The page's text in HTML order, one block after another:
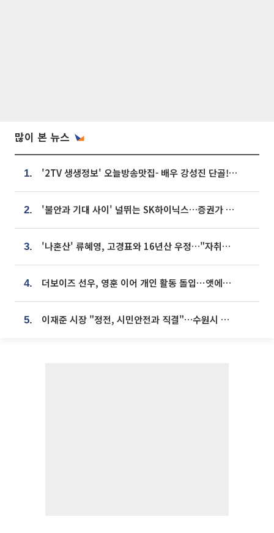
많이 본 뉴스
1. '2TV 생생정보' 오늘방송맛집- 배우 강성진 단골! 쌀국수ㆍ푸팟퐁 커리 맛집 '블○○○'
2. '불안과 기대 사이' 널뛰는 SK하이닉스…증권가 "HBM4·LTA 기반 펀터멘털 견고"
3. '나혼산' 류혜영, 고경표와 16년산 우정…"자취방서 부모님과 마주쳐"
4. 더보이즈 선우, 영훈 이어 개인 활동 돌입⋯앳에어리어와 전속계약
5. 이재준 시장 "정전, 시민안전과 직결"…수원시 비상대응체계 가동